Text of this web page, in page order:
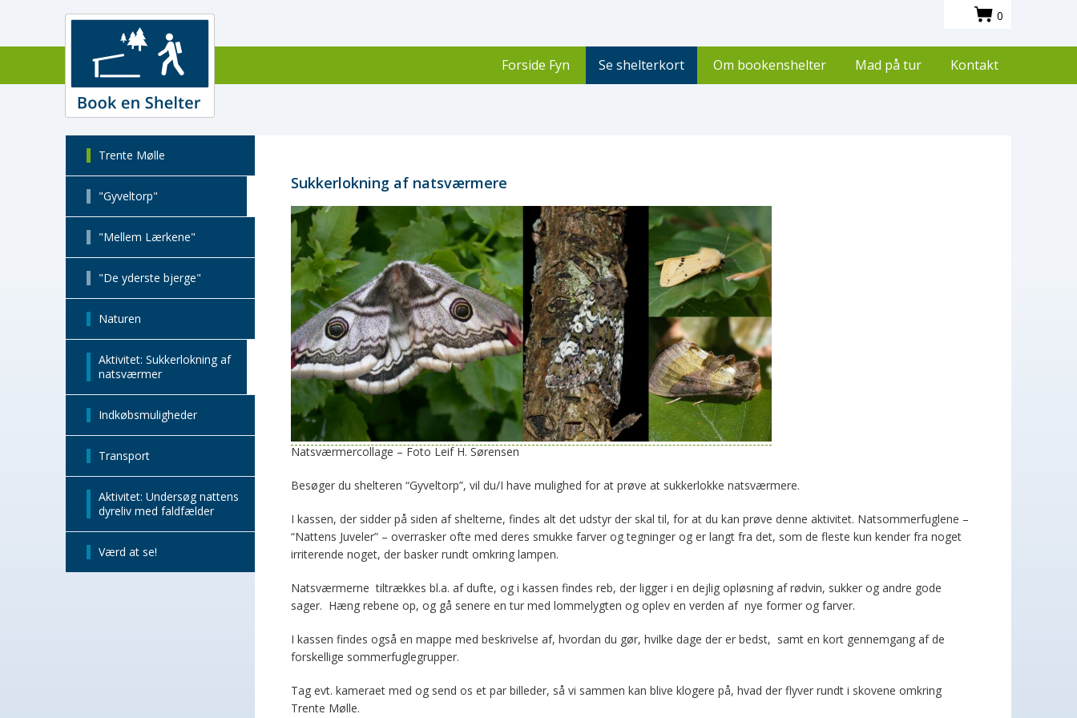
0
Forside Fyn Se shelterkort Om bookenshelter Mad på tur Kontakt
Trente Mølle
"Gyveltorp"
"Mellem Lærkene"
"De yderste bjerge"
Naturen
Aktivitet: Sukkerlokning af
natsværmer
Indkøbsmuligheder
Transport
Aktivitet: Undersøg nattens
dyreliv med faldfælder
Værd at se!
Sukkerlokning af natsværmere
Natsværmercollage – Foto Leif H. Sørensen
Besøger du shelteren “Gyveltorp”, vil du/I have mulighed for at prøve at sukkerlokke natsværmere.
I kassen, der sidder på siden af shelterne, findes alt det udstyr der skal til, for at du kan prøve denne aktivitet. Natsommerfuglene –
“Nattens Juveler” – overrasker ofte med deres smukke farver og tegninger og er langt fra det, som de fleste kun kender fra noget
irriterende noget, der basker rundt omkring lampen.
Natsværmerne tiltrækkes bl.a. af dufte, og i kassen findes reb, der ligger i en dejlig opløsning af rødvin, sukker og andre gode
sager. Hæng rebene op, og gå senere en tur med lommelygten og oplev en verden af nye former og farver.
I kassen findes også en mappe med beskrivelse af, hvordan du gør, hvilke dage der er bedst, samt en kort gennemgang af de
forskellige sommerfuglegrupper.
Tag evt. kameraet med og send os et par billeder, så vi sammen kan blive klogere på, hvad der flyver rundt i skovene omkring
Trente Mølle.